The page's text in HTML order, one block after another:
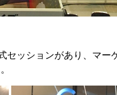
セッションがあり、マ